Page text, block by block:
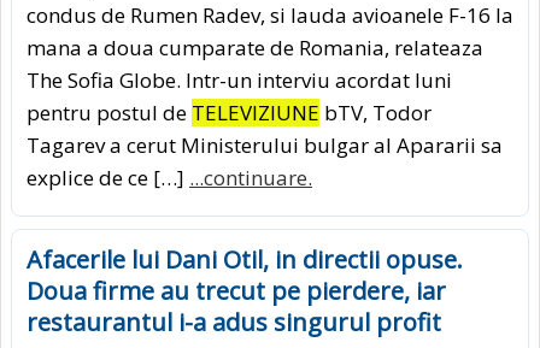
condus de Rumen Radev, si lauda avioanele F-16 la
mana a doua cumparate de Romania, relateaza
The Sofia Globe. Intr-un interviu acordat luni
pentru postul de TELEVIZIUNE bTV, Todor
Tagarev a cerut Ministerului bulgar al Apararii sa
explice de ce […] ...continuare.
Afacerile lui Dani Otil, in directii opuse.
Doua firme au trecut pe pierdere, iar
restaurantul i-a adus singurul profit